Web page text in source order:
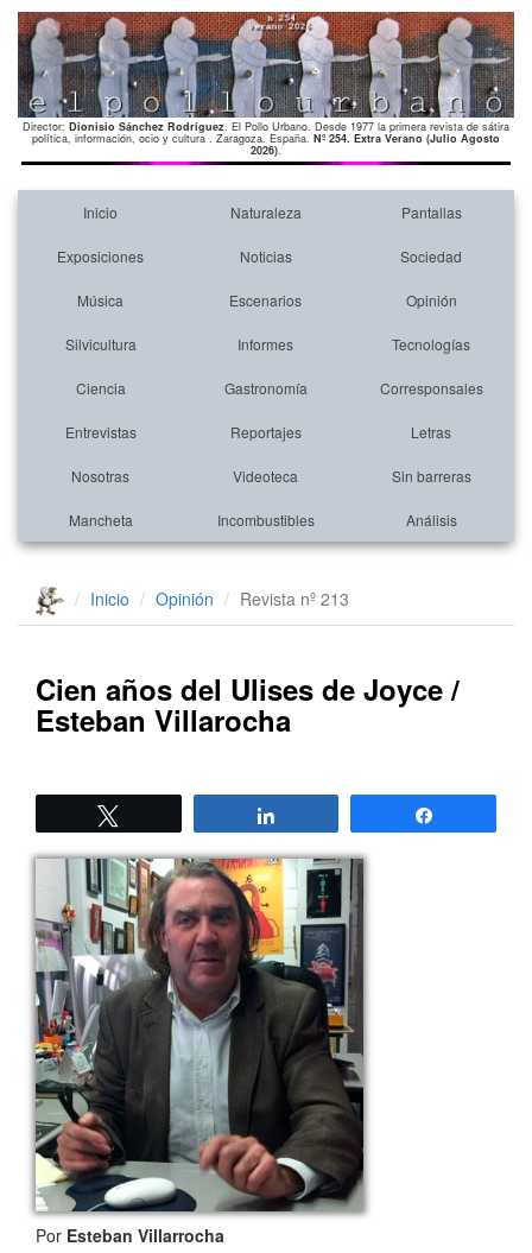
Director: Dionisio Sánchez Rodríguez. El Pollo Urbano. Desde 1977 la primera revista de sátira
política, información, ocio y cultura . Zaragoza. España. Nº 254. Extra Verano (Julio Agosto
2026).
Inicio Naturaleza Pantallas
Exposiciones Noticias Sociedad
Música Escenarios Opinión
Silvicultura Informes Tecnologías
Ciencia Gastronomía Corresponsales
Entrevistas Reportajes Letras
Nosotras Videoteca Sin barreras
Mancheta Incombustibles Análisis
Inicio Opinión Revista nº 213
Cien años del Ulises de Joyce /
Esteban Villarocha
Por Esteban Villarrocha